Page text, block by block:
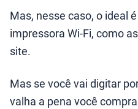
Mas, nesse caso, o ideal
impressora Wi-Fi, como
site.
Mas se você vai digitar
valha a pena você